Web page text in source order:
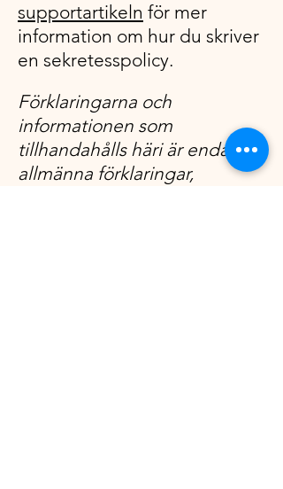
supportartikeln för mer
information om hur du skriver
en sekretesspolicy.
Förklaringarna och
informationen som
tillhandahålls häri är endast
allmänna förklaringar,